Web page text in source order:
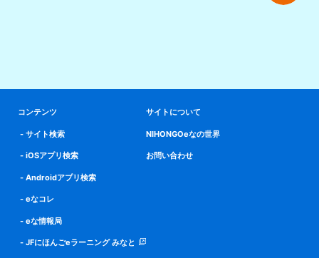
コンテンツ
サイト検索
iOSアプリ検索
Androidアプリ検索
eなコレ
eな情報局
JFにほんごeラーニング みなと
サイトについて
NIHONGOeなの世界
お問い合わせ